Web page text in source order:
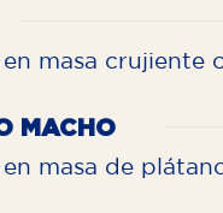
masa crujiente
MACHO
masa de